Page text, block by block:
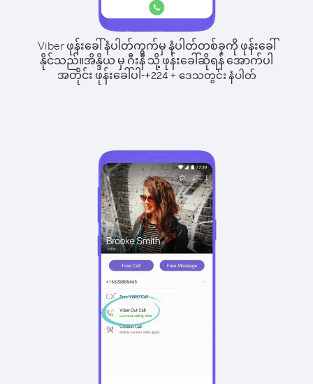
Viber ဖုန်းခေါ်နံပါတ်ကွက်မှ နံပါတ်တစ်ခုကို ဖုန်းခေါ်
နိုင်သည်။အိန္ဒိယ မှ ဂီးနီ သို့ ဖုန်းခေါ်ဆိုရန် အောက်ပါ
အတိုင်း ဖုန်းခေါ်ပါ-+224+ ဒေသတွင်း နံပါတ်